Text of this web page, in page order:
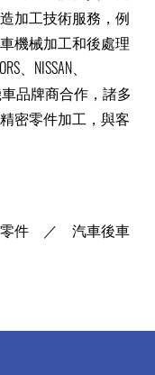
加工技術服務，例
機械加工和後處理
、NISSAN、
車品牌商合作，諸多
密零件加工，與客
零件 ／ 汽車後車